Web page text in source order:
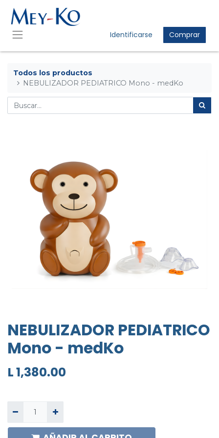
Identificarse Comprar
Todos los productos
NEBULIZADOR PEDIATRICO Mono - medKo
NEBULIZADOR PEDIATRICO
Mono - medKo
L1,380.00